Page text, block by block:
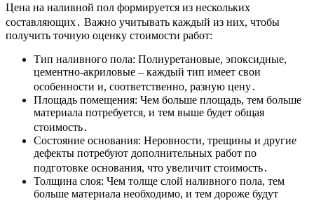
Цена на наливной пол формируется из нескольких
составляющих․ Важно учитывать каждый из них, чтобы
получить точную оценку стоимости работ:
Тип наливного пола: Полиуретановые, эпоксидные,
цементно-акриловые – каждый тип имеет свои
особенности и, соответственно, разную цену․
Площадь помещения: Чем больше площадь, тем больше
материала потребуется, и тем выше будет общая
стоимость․
Состояние основания: Неровности, трещины и другие
дефекты потребуют дополнительных работ по
подготовке основания, что увеличит стоимость․
Толщина слоя: Чем толще слой наливного пола, тем
больше материала необходимо, и тем дороже будут